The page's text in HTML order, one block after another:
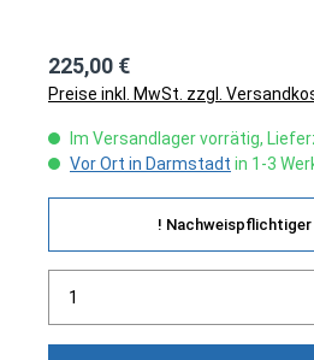
225,00 €
Preise inkl. MwSt. zzgl.
Im Versandlager vorrätig,
Vor Ort in Darmstadt in 1-3
!
Produkt Anzahl: Gib den